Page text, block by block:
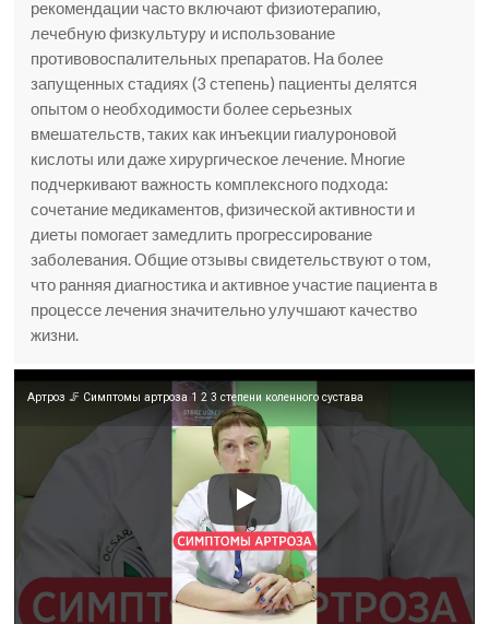
рекомендации часто включают физиотерапию,
лечебную физкультуру и использование
противовоспалительных препаратов. На более
запущенных стадиях (3 степень) пациенты делятся
опытом о необходимости более серьезных
вмешательств, таких как инъекции гиалуроновой
кислоты или даже хирургическое лечение. Многие
подчеркивают важность комплексного подхода:
сочетание медикаментов, физической активности и
диеты помогает замедлить прогрессирование
заболевания. Общие отзывы свидетельствуют о том,
что ранняя диагностика и активное участие пациента в
процессе лечения значительно улучшают качество
жизни.
Артроз 🦵 Симптомы артроза 1 2 3 степени коленного сустава